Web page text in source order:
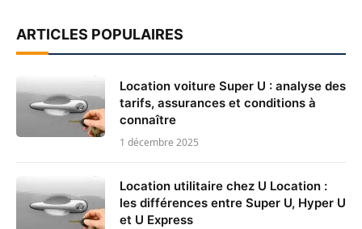
ARTICLES POPULAIRES
Location voiture Super U : analyse des
tarifs, assurances et conditions à
connaître
1 décembre 2025
Location utilitaire chez U Location :
les différences entre Super U, Hyper U
et U Express